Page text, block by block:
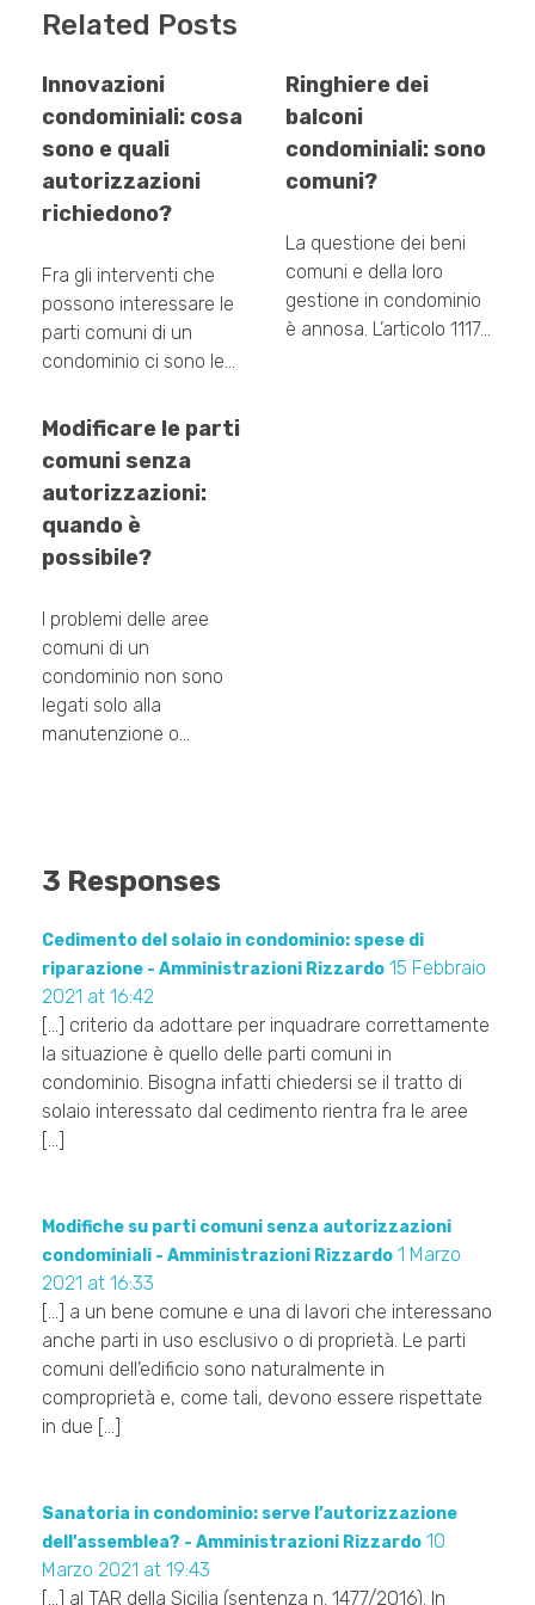
Related Posts
Innovazioni
condominiali: cosa
sono e quali
autorizzazioni
richiedono?
Fra gli interventi che
possono interessare le
parti comuni di un
condominio ci sono le…
Ringhiere dei
balconi
condominiali: sono
comuni?
La questione dei beni
comuni e della loro
gestione in condominio
è annosa. L’articolo 1117…
Modificare le parti
comuni senza
autorizzazioni:
quando è
possibile?
I problemi delle aree
comuni di un
condominio non sono
legati solo alla
manutenzione o…
3 Responses
Cedimento del solaio in condominio: spese di
riparazione - Amministrazioni Rizzardo 15 Febbraio
2021 at 16:42
[…] criterio da adottare per inquadrare correttamente
la situazione è quello delle parti comuni in
condominio. Bisogna infatti chiedersi se il tratto di
solaio interessato dal cedimento rientra fra le aree
[…]
Modifiche su parti comuni senza autorizzazioni
condominiali - Amministrazioni Rizzardo 1 Marzo
2021 at 16:33
[…] a un bene comune e una di lavori che interessano
anche parti in uso esclusivo o di proprietà. Le parti
comuni dell’edificio sono naturalmente in
comproprietà e, come tali, devono essere rispettate
in due […]
Sanatoria in condominio: serve l’autorizzazione
dell’assemblea? - Amministrazioni Rizzardo 10
Marzo 2021 at 19:43
[…] al TAR della Sicilia (sentenza n. 1477/2016). In